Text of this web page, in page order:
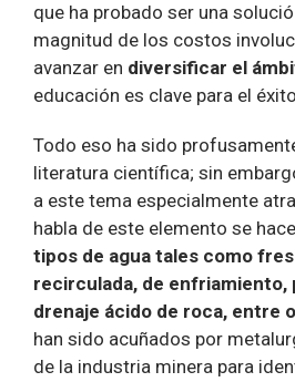
que ha probado ser una
magnitud de los costos
avanzar en diversificar el
educación es clave para el
Todo eso ha sido
literatura científica; sin
a este tema especialmente
habla de este elemento se
tipos de agua tales como
recirculada, de enfriamiento,
drenaje ácido de roca, entre
han sido acuñados por
de la industria minera para